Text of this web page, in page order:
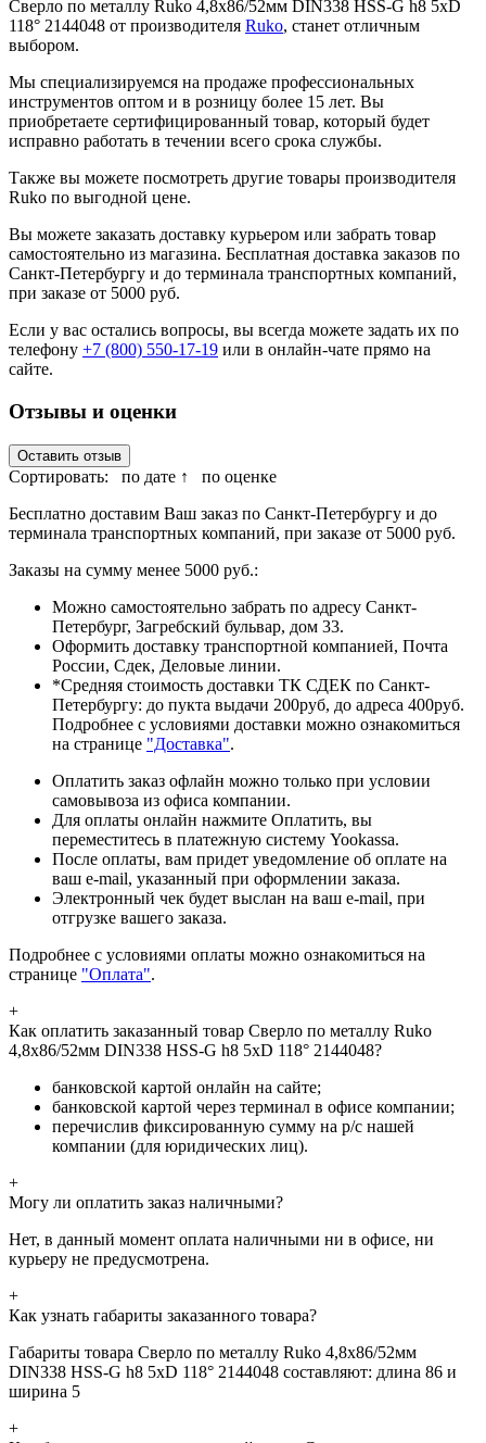
Сверло по металлу Ruko 4,8x86/52мм DIN338 HSS-G h8 5xD
118° 2144048 от производителя Ruko, станет отличным
выбором.
Мы специализируемся на продаже профессиональных
инструментов оптом и в розницу более 15 лет. Вы
приобретаете сертифицированный товар, который будет
исправно работать в течении всего срока службы.
Также вы можете посмотреть другие товары производителя
Ruko по выгодной цене.
Вы можете заказать доставку курьером или забрать товар
самостоятельно из магазина. Бесплатная доставка заказов по
Санкт-Петербургу и до терминала транспортных компаний,
при заказе от 5000 руб.
Если у вас остались вопросы, вы всегда можете задать их по
телефону +7 (800) 550-17-19 или в онлайн-чате прямо на
сайте.
Отзывы и оценки
Оставить отзыв
Сортировать: по дате ↑
по оценке
Бесплатно доставим Ваш заказ по Санкт-Петербургу и до
терминала транспортных компаний, при заказе от 5000 руб.
Заказы на сумму менее 5000 руб.:
Можно самостоятельно забрать по адресу Санкт-
Петербург, Загребский бульвар, дом 33.
Оформить доставку транспортной компанией, Почта
России, Сдек, Деловые линии.
*Средняя стоимость доставки ТК СДЕК по Санкт-
Петербургу: до пукта выдачи 200руб, до адреса 400руб.
Подробнее с условиями доставки можно ознакомиться
на странице "Доставка".
Оплатить заказ офлайн можно только при условии
самовывоза из офиса компании.
Для оплаты онлайн нажмите Оплатить, вы
переместитесь в платежную систему Yookassa.
После оплаты, вам придет уведомление об оплате на
ваш e-mail, указанный при оформлении заказа.
Электронный чек будет выслан на ваш e-mail, при
отгрузке вашего заказа.
Подробнее с условиями оплаты можно ознакомиться на
странице "Оплата".
+
Как оплатить заказанный товар Сверло по металлу Ruko
4,8x86/52мм DIN338 HSS-G h8 5xD 118° 2144048?
банковской картой онлайн на сайте;
банковской картой через терминал в офисе компании;
перечислив фиксированную сумму на р/с нашей
компании (для юридических лиц).
+
Могу ли оплатить заказ наличными?
Нет, в данный момент оплата наличными ни в офисе, ни
курьеру не предусмотрена.
+
Как узнать габариты заказанного товара?
Габариты товара Сверло по металлу Ruko 4,8x86/52мм
DIN338 HSS-G h8 5xD 118° 2144048 составляют: длина 86 и
ширина 5
+